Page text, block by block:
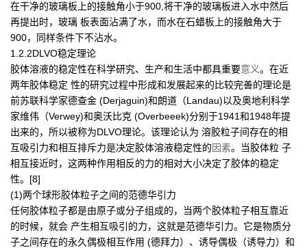
在干净的玻璃板上的接触角小于900,将干净的玻璃板进入水中然后
再提出时，玻璃 板表面沾满了水，而水在石蜡板上的接触角大于
900，同样条件下不沾水。
1.2.2DLVO稳定理论
胶体溶液的稳定性在科学研究、生产和生活中都具重要意义。在近
两年胶体稳定 性的研究过程中形成和发展起来的比较完善的理论是
前苏联科学家德查金 (Derjaguin)和朗道（Landau)以及奥地利科学
家维伟（Verwey)和奥沃比克 (Overbeeek)分别于1941和1948年提
出来的，所以被称为DLVO理论。该理论认为 溶胶粒子间存在的相
互吸引力和相互排斥力是决定胶体溶液稳定性的因素。当胶体粒 子
相互接近时，这两种作用相反的力的相对大小决定了胶体的稳定
性。[8]
(1)两个球形胶体粒子之间的范德华引力
任何胶体粒子都是由原子或分子组成的，当两个胶体粒子相互靠近
的时候，就会 产生相互吸引的力，这就是范德华引力。它是物质分
子之间存在的永久偶极相互作用 (德拜力）、诱导偶极（诱导力）和